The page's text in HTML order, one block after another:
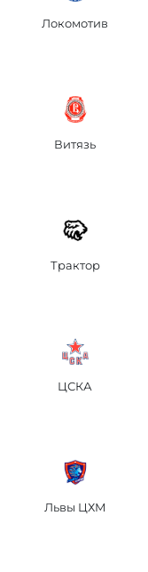
Локомотив
Витязь
Трактор
ЦСКА
Львы ЦХМ